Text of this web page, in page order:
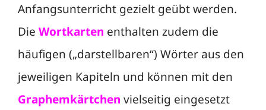
Anfangsunterricht gezielt geübt werden.
Die Wortkarten enthalten zudem die
häufigen („darstellbaren“) Wörter aus den
jeweiligen Kapiteln und können mit den
Graphemkärtchen vielseitig eingesetzt